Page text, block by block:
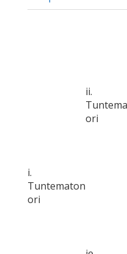
i.
Tuntematon
ori
ii.
ori